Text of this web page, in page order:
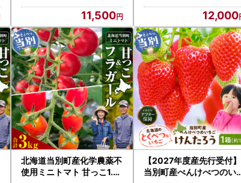
11,500 12,000
北海道当別町産化学農薬不
使用ミニトマト 甘っこ1.5k
【2027年度産先行受付】
当別町産べんけべつのい